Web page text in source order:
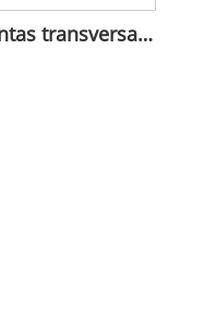
Juntas transversales iguales de HDPE para conexión de tuberías